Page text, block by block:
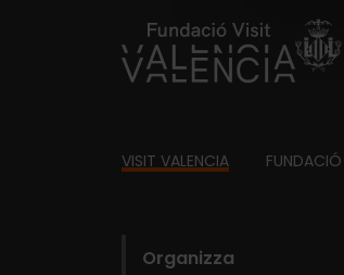
https://
Footer
VISIT VALENCIA FUNDACIÓ
Organizza